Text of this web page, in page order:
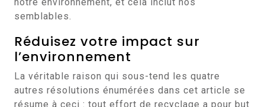
semblables.
Réduisez votre impact sur
l’environnement
La véritable raison qui sous-tend les quatre
autres résolutions énumérées dans cet article se
résume à ceci : tout effort de recyclage a pour but